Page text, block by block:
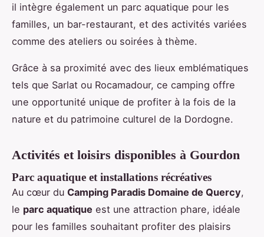
il intègre également un parc aquatique pour les
familles, un bar-restaurant, et des activités variées
comme des ateliers ou soirées à thème.
Grâce à sa proximité avec des lieux emblématiques
tels que Sarlat ou Rocamadour, ce camping offre
une opportunité unique de profiter à la fois de la
nature et du patrimoine culturel de la Dordogne.
Activités et loisirs disponibles à Gourdon
Parc aquatique et installations récréatives
Au cœur du Camping Paradis Domaine de Quercy,
le parc aquatique est une attraction phare, idéale
pour les familles souhaitant profiter des plaisirs